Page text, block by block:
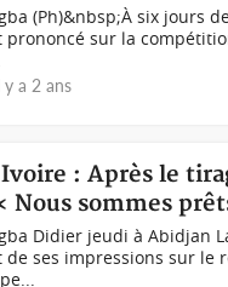
(Ph)&nbsp;À six jours
prononcé sur la
y a 2 ans
: Après le
Nous sommes
Didier jeudi à Abidjan
de ses impressions sur le